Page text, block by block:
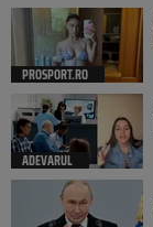
PROSPORT.RO
ADEVARUL